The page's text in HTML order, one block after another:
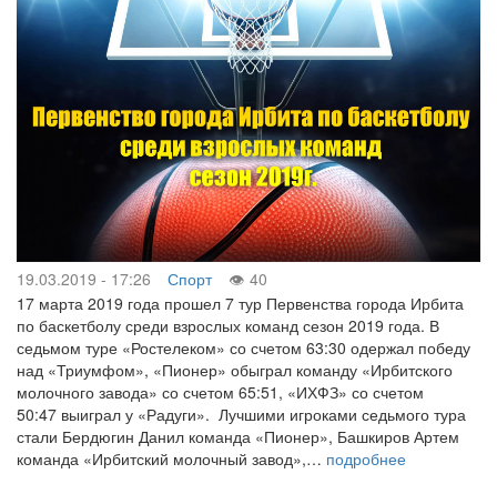
19.03.2019 - 17:26 Спорт
40
17 марта 2019 года прошел 7 тур Первенства города Ирбита
по баскетболу среди взрослых команд сезон 2019 года. В
седьмом туре «Ростелеком» со счетом 63:30 одержал победу
над «Триумфом», «Пионер» обыграл команду «Ирбитского
молочного завода» со счетом 65:51, «ИХФЗ» со счетом
50:47 выиграл у «Радуги». Лучшими игроками седьмого тура
стали Бердюгин Данил команда «Пионер», Башкиров Артем
команда «Ирбитский молочный завод»,… подробнее